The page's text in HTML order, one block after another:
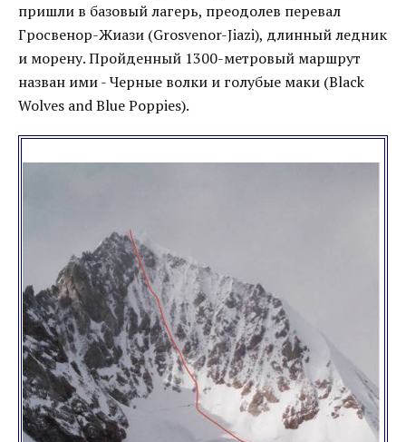
пришли в базовый лагерь, преодолев перевал
Гросвенор-Жиази (Grosvenor-Jiazi), длинный ледник
и морену. Пройденный 1300-метровый маршрут
назван ими - Черные волки и голубые маки (Black
Wolves and Blue Poppies).